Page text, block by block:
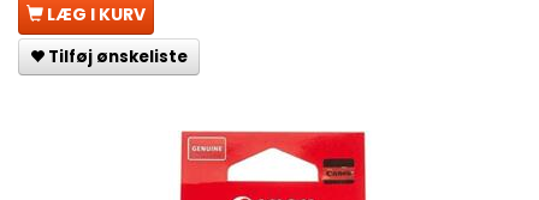
LÆG I KURV
Tilføj ønskeliste